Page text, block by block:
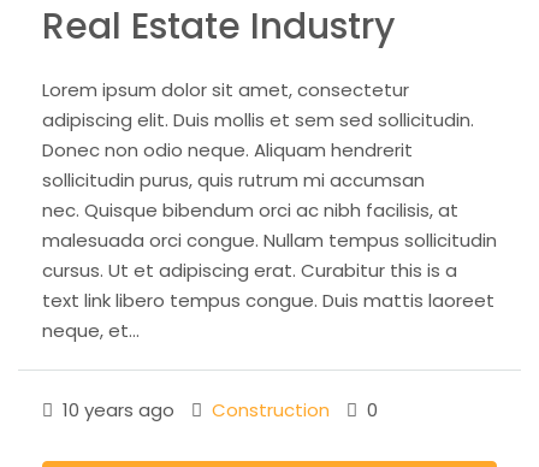
Real Estate Industry
Lorem ipsum dolor sit amet, consectetur
adipiscing elit. Duis mollis et sem sed sollicitudin.
Donec non odio neque. Aliquam hendrerit
sollicitudin purus, quis rutrum mi accumsan
nec. Quisque bibendum orci ac nibh facilisis, at
malesuada orci congue. Nullam tempus sollicitudin
cursus. Ut et adipiscing erat. Curabitur this is a
text link libero tempus congue. Duis mattis laoreet
neque, et...
10 years ago Construction 0